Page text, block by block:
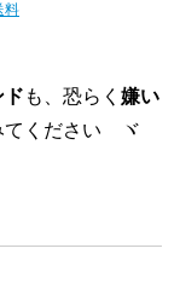
料
ド も、恐らく 嫌い
てください ヾ